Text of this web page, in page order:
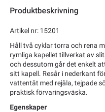
Produktbeskrivning
Artikel nr: 15201
Håll två cyklar torra och rena
rymliga kapellet tillverkat av
och dessutom går det enkelt
sitt kapell. Resår i nederkant
vattentät med rejäla, tejpade
praktisk förvaringsväska.
Egenskaper